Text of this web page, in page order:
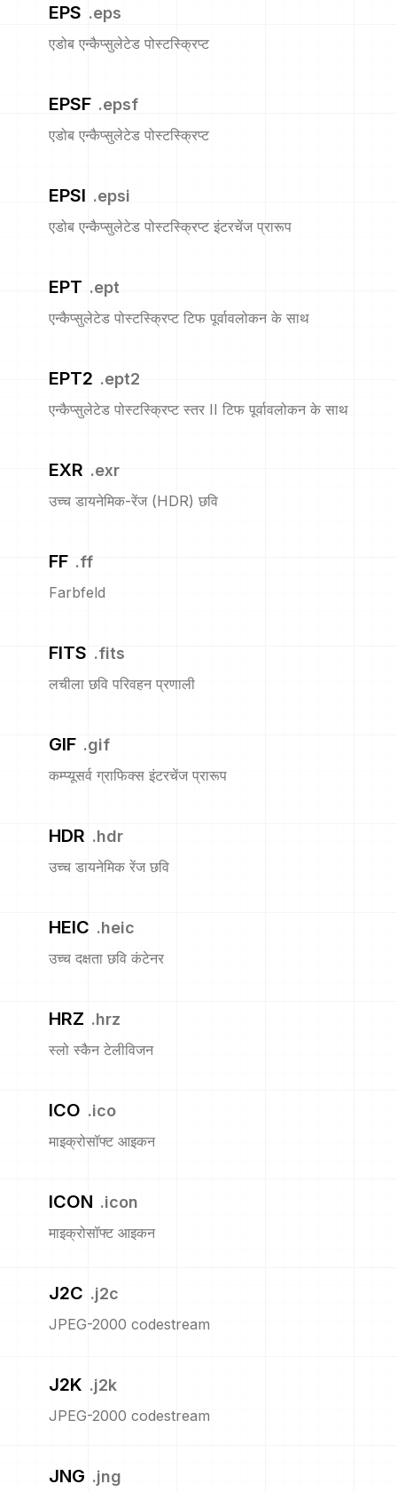
EPS .eps
एडोब एन्कैप्सुलेटेड पोस्टस्क्रिप्ट
EPSF .epsf
एडोब एन्कैप्सुलेटेड पोस्टस्क्रिप्ट
EPSI .epsi
एडोब एन्कैप्सुलेटेड पोस्टस्क्रिप्ट इंटरचेंज प्रारूप
EPT .ept
एन्कैप्सुलेटेड पोस्टस्क्रिप्ट टिफ पूर्वावलोकन के साथ
EPT2 .ept2
एन्कैप्सुलेटेड पोस्टस्क्रिप्ट स्तर II टिफ पूर्वावलोकन के साथ
EXR .exr
उच्च डायनेमिक-रेंज (HDR) छवि
FF .ff
Farbfeld
FITS .fits
लचीला छवि परिवहन प्रणाली
GIF .gif
कम्प्यूसर्व ग्राफिक्स इंटरचेंज प्रारूप
HDR .hdr
उच्च डायनेमिक रेंज छवि
HEIC .heic
उच्च दक्षता छवि कंटेनर
HRZ .hrz
स्लो स्कैन टेलीविजन
ICO .ico
माइक्रोसॉफ्ट आइकन
ICON .icon
माइक्रोसॉफ्ट आइकन
J2C .j2c
JPEG-2000 codestream
J2K .j2k
JPEG-2000 codestream
JNG .jng